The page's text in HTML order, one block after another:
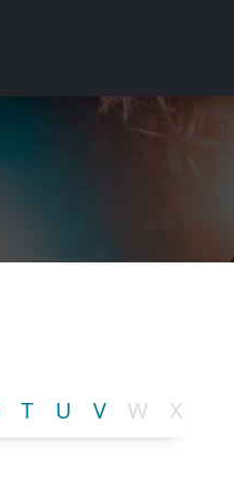
T U V W X